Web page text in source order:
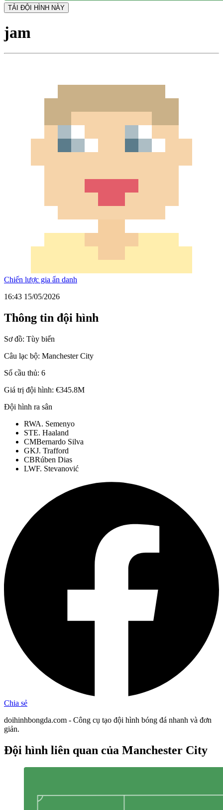
TẢI ĐỘI HÌNH NÀY
jam
Chiến lược gia ẩn danh
16:43 15/05/2026
Thông tin đội hình
Sơ đồ: Tùy biến
Câu lạc bộ: Manchester City
Số cầu thủ: 6
Giá trị đội hình: €345.8M
Đội hình ra sân
RWA. Semenyo
STE. Haaland
CMBernardo Silva
GKJ. Trafford
CBRúben Dias
LWF. Stevanović
Chia sẻ
doihinhbongda.com - Công cụ tạo đội hình bóng đá nhanh và đơn
giản.
Đội hình liên quan của Manchester City